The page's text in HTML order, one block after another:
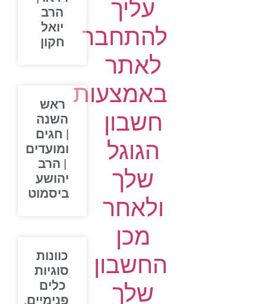
עליך
להתחבר
לאתר
באמצעות
חשבון
הגוגל
שלך
ולאחר
מכן
החשבון
שלך
הרב
יואל
חקון
ראש
השנה
| חגים
ומועדים
| הרב
יהושע
ביסמוט
כוונות
סוגיות
כלים
פנימיים,